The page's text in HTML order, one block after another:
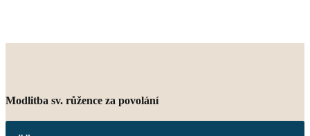
Modlitba sv. růžence za povolání